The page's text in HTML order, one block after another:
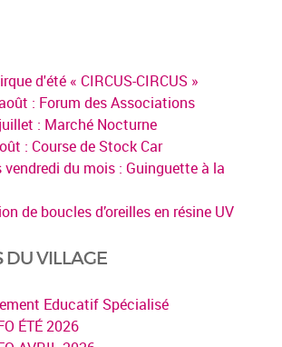
d'été « CIRCUS-CIRCUS »
: Forum des Associations
: Marché Nocturne
: Course de Stock Car
vendredi du mois : Guinguette à la
de boucles d’oreilles en résine UV
DU VILLAGE
Educatif Spécialisé
ÉTÉ 2026